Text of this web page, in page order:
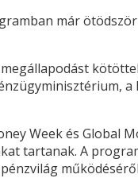
már
Week és Global
tartanak. A